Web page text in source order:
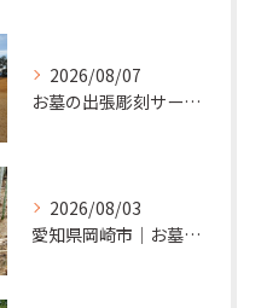
2026/08/07
お墓の出張彫刻サービス【彫刻本舗】愛知県清須市
2026/08/03
愛知県岡崎市｜お墓の追加彫り施工例 ｜彫刻本舗